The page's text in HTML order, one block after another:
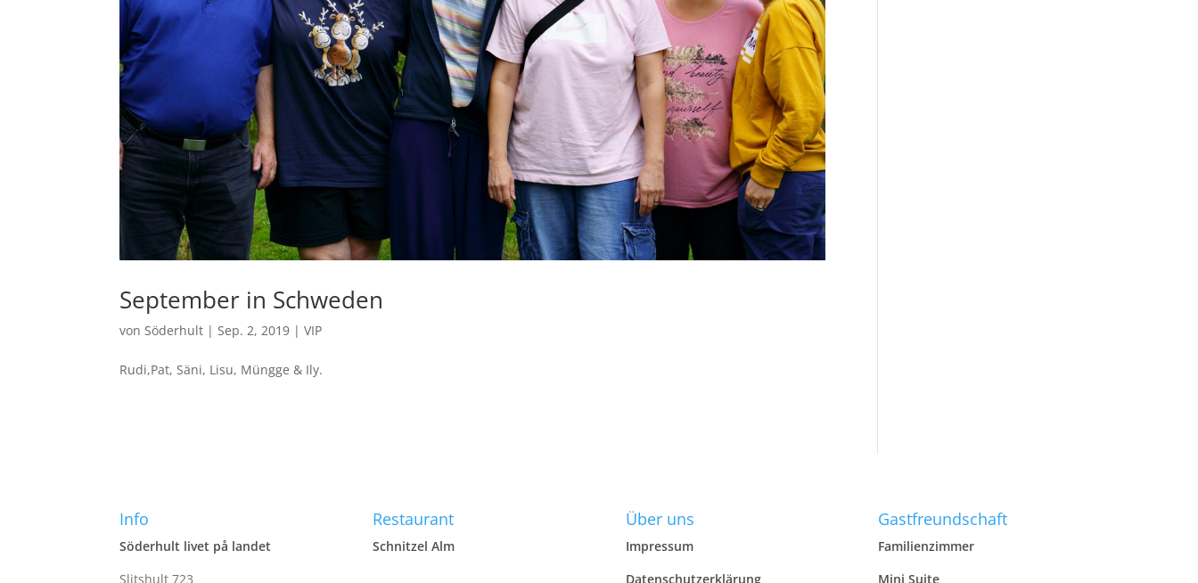
September in Schweden
von Söderhult | Sep. 2, 2019 |VIP
Rudi,Pat, Säni, Lisu, Müngge & Ily.
Info
Söderhult livet på landet
Slitshult 723
Restaurant
Schnitzel Alm
Über uns
Impressum
Datenschutzerklärung
Gastfreundschaft
Familienzimmer
Mini Suite